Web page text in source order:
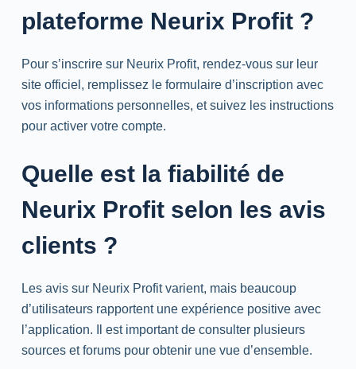
plateforme Neurix Profit ?
Pour s’inscrire sur Neurix Profit, rendez-vous sur leur
site officiel, remplissez le formulaire d’inscription avec
vos informations personnelles, et suivez les instructions
pour activer votre compte.
Quelle est la fiabilité de
Neurix Profit selon les avis
clients ?
Les avis sur Neurix Profit varient, mais beaucoup
d’utilisateurs rapportent une expérience positive avec
l’application. Il est important de consulter plusieurs
sources et forums pour obtenir une vue d’ensemble.